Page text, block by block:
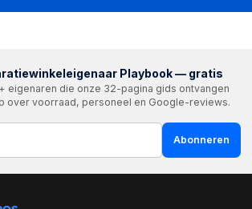
Playbook — gratis
eigenaren die onze 32-pagina gids ontvangen
over voorraad, personeel en Google-reviews.
Abonneren